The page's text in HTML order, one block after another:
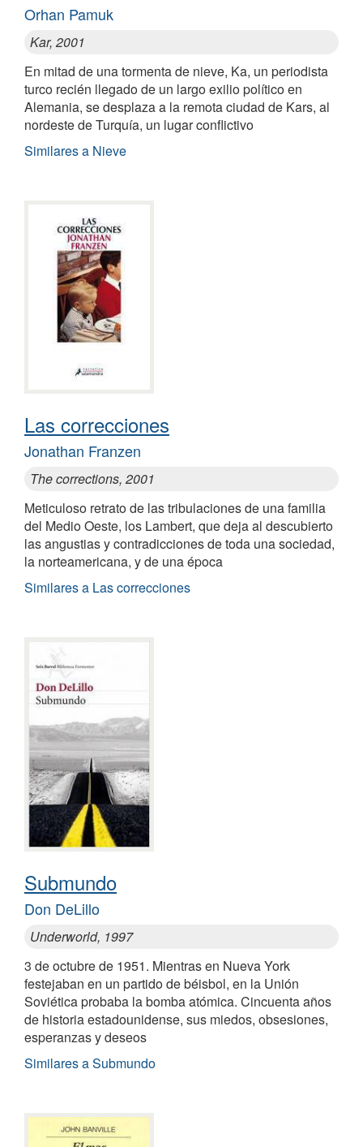
Orhan Pamuk
Kar, 2001
En mitad de una tormenta de nieve, Ka, un periodista
turco recién llegado de un largo exilio político en
Alemania, se desplaza a la remota ciudad de Kars, al
nordeste de Turquía, un lugar conflictivo
Similares a Nieve
Las correcciones
Jonathan Franzen
The corrections, 2001
Meticuloso retrato de las tribulaciones de una familia
del Medio Oeste, los Lambert, que deja al descubierto
las angustias y contradicciones de toda una sociedad,
la norteamericana, y de una época
Similares a Las correcciones
Submundo
Don DeLillo
Underworld, 1997
3 de octubre de 1951. Mientras en Nueva York
festejaban en un partido de béisbol, en la Unión
Soviética probaba la bomba atómica. Cincuenta años
de historia estadounidense, sus miedos, obsesiones,
esperanzas y deseos
Similares a Submundo